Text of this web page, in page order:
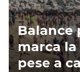
Balance
marca
pese a